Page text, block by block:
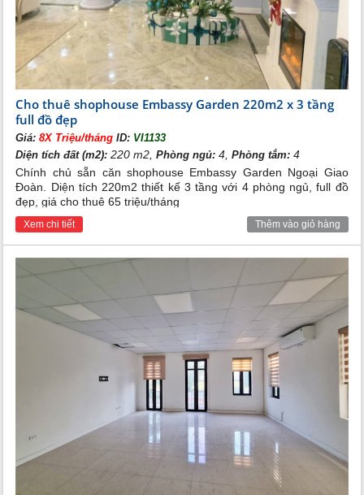
Cho thuê shophouse Embassy Garden 220m2 x 3 tầng
full đồ đẹp
Giá:8X Triệu/tháng ID: VI1133
Diện tích đất (m2): 220 m2,Phòng ngủ: 4,Phòng tắm: 4
Chính chủ sẵn căn shophouse Embassy Garden Ngoại Giao
Đoàn. Diện tích 220m2 thiết kế 3 tầng với 4 phòng ngủ, full đồ
đẹp, giá cho thuê 65 triệu/tháng
Xem chi tiết Thêm vào giỏ hàng